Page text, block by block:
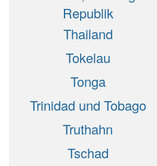
Republik
Thailand
Tokelau
Tonga
Trinidad und Tobago
Truthahn
Tschad